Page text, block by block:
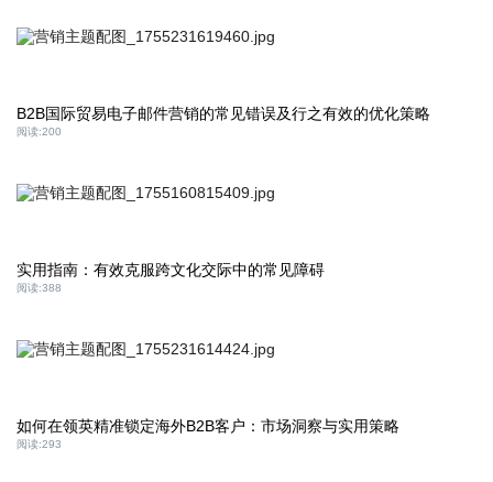
B2B国际贸易电子邮件营销的常见错误及行之有效的优化策略
阅读:200
实用指南：有效克服跨文化交际中的常见障碍
阅读:388
如何在领英精准锁定海外B2B客户：市场洞察与实用策略
阅读:293